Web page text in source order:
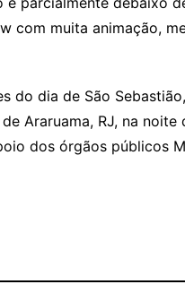
com muita animação,
do dia de São
Araruama, RJ, na noite
dos órgãos públicos